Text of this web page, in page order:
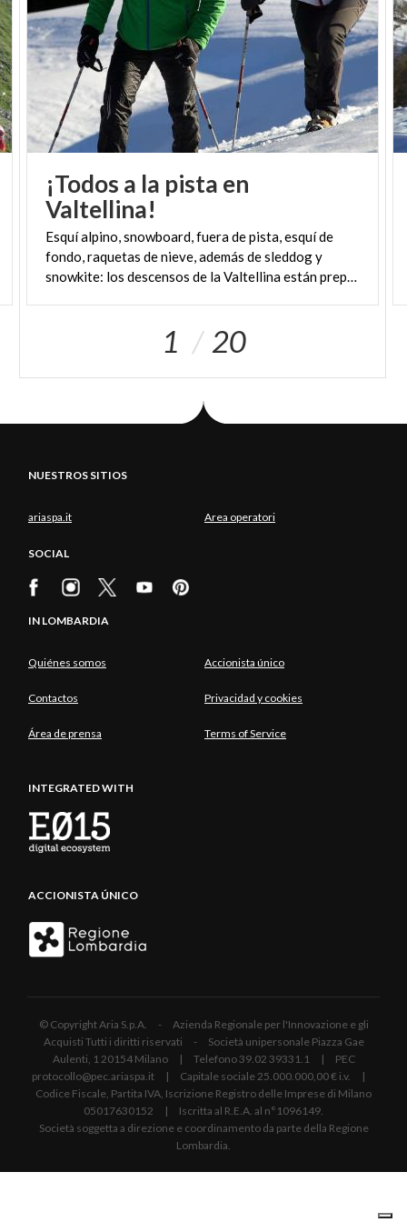
formadas bajo peñascos de antiguos
desprendimientos en donde sopla el "sorel"
, una
corriente de aire a temperatura constante, fresca
en verano y templada en invierno, que permite la
maduración delvinoy de los
embutidos y
salchichas.
Valchiavenna , casi todos los municipios tienen
una zona donde las cuevas forman conjuntos
urbanísticos muy sugerentes, colocados en la roca,
adosados los unos a los otros.
¡Todos a la pista en
Valtellina!
Esquí alpino, snowboard, fuera de pista, esquí de
fondo, raquetas de nieve, además de sleddog y
1 20
NUESTROS SITIOS
ariaspa.it Area operatori
SOCIAL
IN LOMBARDIA
Quiénes somos Accionista único
Contactos Privacidad y cookies
Área de prensa Terms of Service
INTEGRATED WITH
ACCIONISTA ÚNICO
© Copyright Aria S.p.A. - Azienda Regionale per l'Innovazione e gli
Acquisti Tutti i diritti riservati - Società unipersonale Piazza Gae
Aulenti, 1 20154 Milano | Telefono 39.02 39331.1 | PEC
protocollo@pec.ariaspa.it | Capitale sociale 25.000.000,00 € i.v. |
Codice Fiscale, Partita IVA, Iscrizione Registro delle Imprese di Milano
05017630152 | Iscritta al R.E.A. al n°1096149.
Società soggetta a direzione e coordinamento da parte della Regione
Lombardia.